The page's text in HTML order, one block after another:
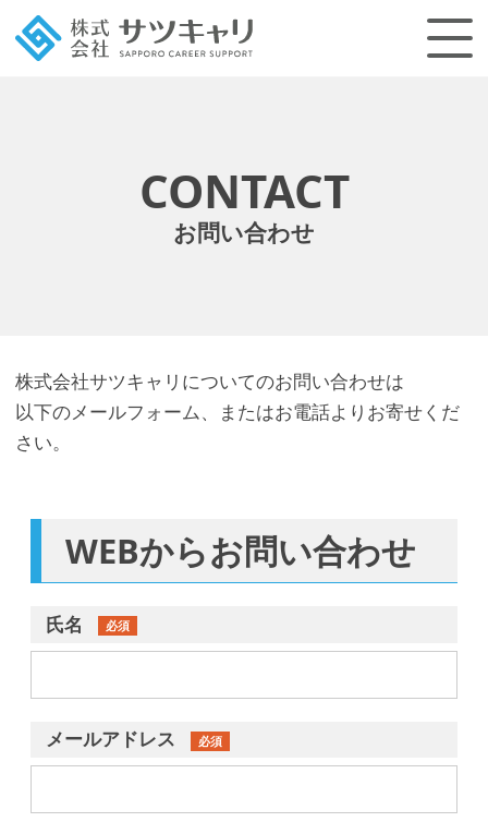
CONTACT
お問い合わせ
株式会社サツキャリについてのお問い合わせは
以下のメールフォーム、またはお電話よりお寄せくだ
さい。
WEBからお問い合わせ
氏名 必須
メールアドレス 必須